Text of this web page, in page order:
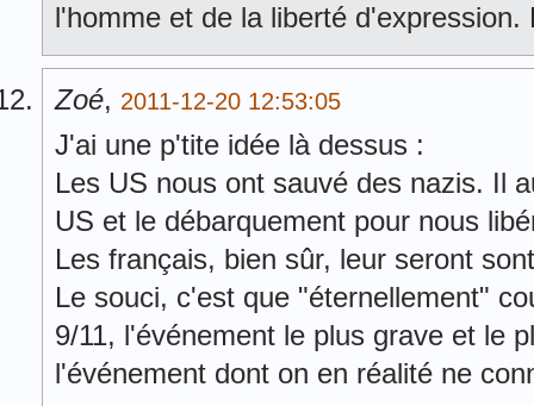
l'homme et de la liberté d'expression.
Zoé, 2011-12-20 12:53:05
J'ai une p'tite idée là dessus :
Les US nous ont sauvé des nazis. Il
US et le débarquement pour nous
Les français, bien sûr, leur seront
Le souci, c'est que "éternellement"
9/11, l'événement le plus grave et le
l'événement dont on en réalité ne